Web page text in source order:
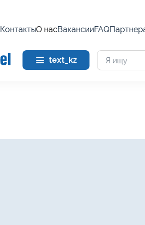
КонтактыО насВакансииFAQ
text_kz